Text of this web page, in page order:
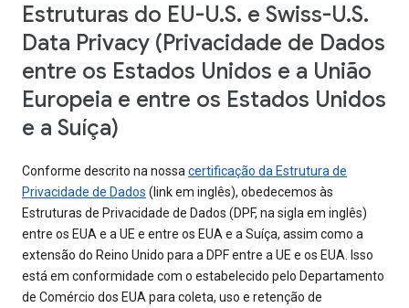
Estruturas do EU-U.S. e Swiss-U.S.
Data Privacy (Privacidade de Dados
entre os Estados Unidos e a União
Europeia e entre os Estados Unidos
e a Suíça)
Conforme descrito na nossacertificação da Estrutura de
Privacidade de Dados (link em inglês), obedecemos às
Estruturas de Privacidade de Dados (DPF, na sigla em inglês)
entre os EUA e a UE e entre os EUA e a Suíça, assim como a
extensão do Reino Unido para a DPF entre a UE e os EUA. Isso
está em conformidade com o estabelecido pelo Departamento
de Comércio dos EUA para coleta, uso e retenção de